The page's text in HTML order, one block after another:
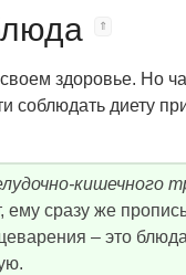
здоровье. Но
соблюдать диету
кишечного
ему сразу же
– это